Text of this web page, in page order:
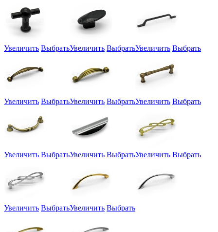
Увеличить ВыбратьУвеличить ВыбратьУвеличить Выбрать
Увеличить ВыбратьУвеличить ВыбратьУвеличить Выбрать
Увеличить ВыбратьУвеличить ВыбратьУвеличить Выбрать
Увеличить ВыбратьУвеличить Выбрать